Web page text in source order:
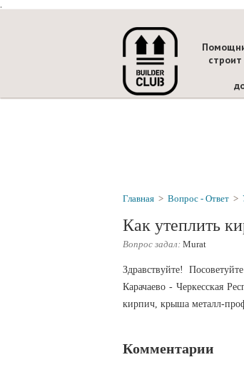
.
Главная > Вопрос - Ответ >
Как утеплить
Вопрос задал: Murat
Здравствуйте!
Карачаево - Черкесская
кирпич, крыша металл-
Комментарии